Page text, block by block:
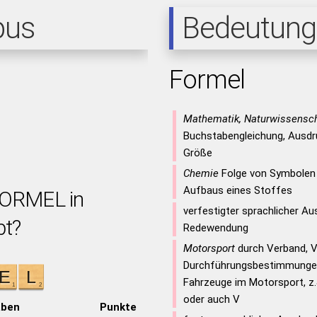
in
Punkte
Bedeutung
Formel
Mathematik,
Buchstabengleichung,
Größe
ChemieFolge von
Aufbaus eines Stoffes
verfestigter sprachlicher
Redewendung
Motorsportdurch Verband,
Fahrzeuge im Motorsport,
oder auch V